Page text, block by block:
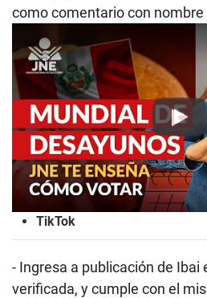
como comentario con nombre
Play
TikTok
- Ingresa a publicación de Ibai
verificada, y cumple con el